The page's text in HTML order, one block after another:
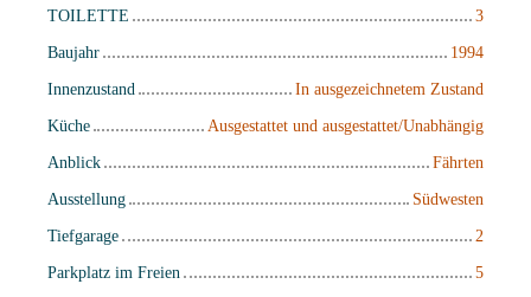
TOILETTE
3
Baujahr
1994
Innenzustand
In ausgezeichnetem Zustand
Küche
Ausgestattet und ausgestattet/Unabhängig
Anblick
Fährten
Ausstellung
Südwesten
Tiefgarage
2
Parkplatz im Freien
5